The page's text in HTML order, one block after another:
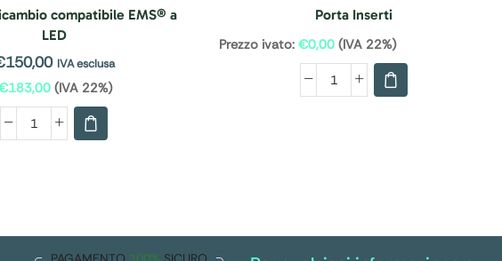
compatibile EMS® a
LED
150,00 IVA esclusa
183,00 (IVA 22%)
Porta Inserti
Prezzo ivato: €0,00 (IVA 22%)